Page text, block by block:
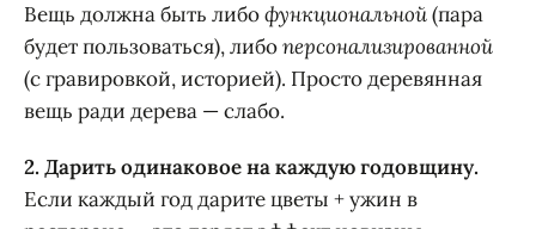
Вещь должна быть либофункциональной(пара
будет пользоваться), либоперсонализированной
(с гравировкой, историей). Просто деревянная
вещь ради дерева — слабо.
2. Дарить одинаковое на каждую годовщину.
Если каждый год дарите цветы + ужин в